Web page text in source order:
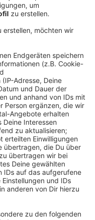
und mit
Tatverdächtige
auch noch nach
gesucht. Der
Ausbildung
sollen den Mann
die Polizei sieht
Hintergrund,
weiteren
hatten sich gestern
Mahnwache